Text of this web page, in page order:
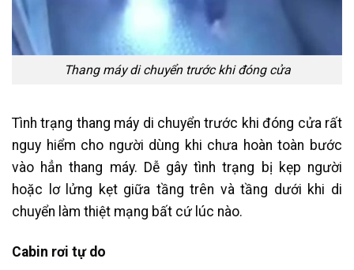
Thang máy di chuyển trước khi đóng cửa
Tình trạng thang máy di chuyển trước khi đóng cửa rất
nguy hiểm cho người dùng khi chưa hoàn toàn bước
vào hẳn thang máy. Dễ gây tình trạng bị kẹp người
hoặc lơ lửng kẹt giữa tầng trên và tầng dưới khi di
chuyển làm thiệt mạng bất cứ lúc nào.
Cabin rơi tự do